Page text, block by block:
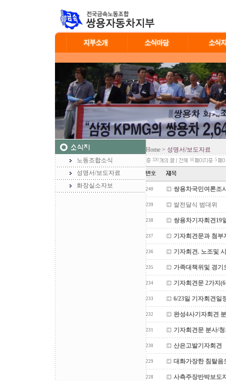
노동조합소식
성명서/보도자료
화장실소자보
Home > 성명서/보도자료
320 16 5
240 쌍용차국민여론조
239 쌀전달식 범대위
238 쌍용차기자회견19
237 기자회견문과 첨부
236 기자회견. 노조및
235 가족대책위및 경기
234 기자회견문 2가지
233 6/23일 기자회견일
232 완성4사기자회견
231 기자회견문 분사/
230 산은고발기자회견
229 대화가장한 침탈음
228 사측주장반박보도